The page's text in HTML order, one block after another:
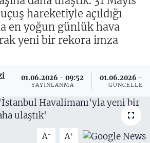
hareketiyle açıldığı
en yoğun günlük hava
yeni bir rekora imza
01.06.2026 - 09:52
YAYINLANMA
01.06.2026 -
A- A+